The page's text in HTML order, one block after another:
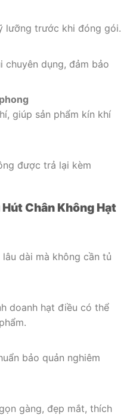
lưỡng trước khi đóng gói.
dụng, đảm bảo
giúp sản phẩm kín khí
được trả lại kèm
Chân Không Hạt
dài mà không cần tủ
doanh hạt điều có thể
bảo quản nghiêm
gàng, đẹp mắt, thích